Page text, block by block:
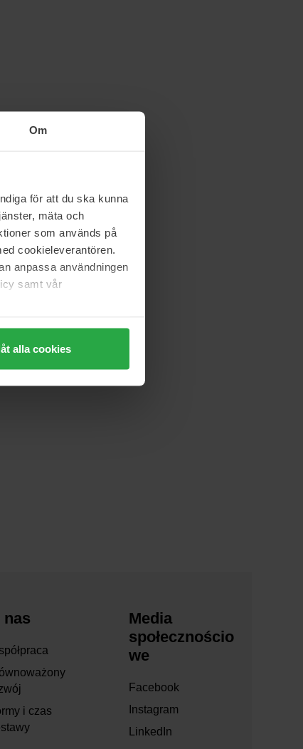
Om
för att du ska kunna
mäta och
som används på
cookieleverantören.
anpassa användningen
samt vår
alla cookies
nas
i czas
Media
społecznościo
we
Facebook
Instagram
LinkedIn